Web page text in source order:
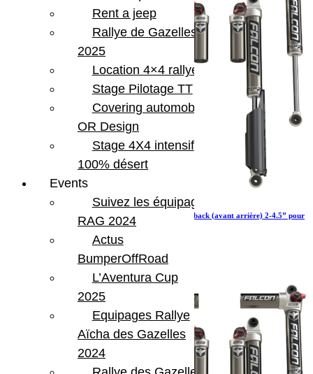
Amortisseurs Falcon SP 2 3.3 Fast adjust Piggyback (avant arrière) 2-4.5” pour
Jeep Wrangler JL Ecodiesel 4xe 392
Ajouter au panier
Rent a jeep
Rallye de Gazelles
2025
Location 4×4 rallye
Stage Pilotage TT
Covering automobile –
OR Design
Stage 4X4 intensif
100% désert
Events
Suivez les équipages
RAG 2024
Actus
BumperOffRoad
L’Aventura Cup
2025
Equipages Rallye
Aïcha des Gazelles
2024